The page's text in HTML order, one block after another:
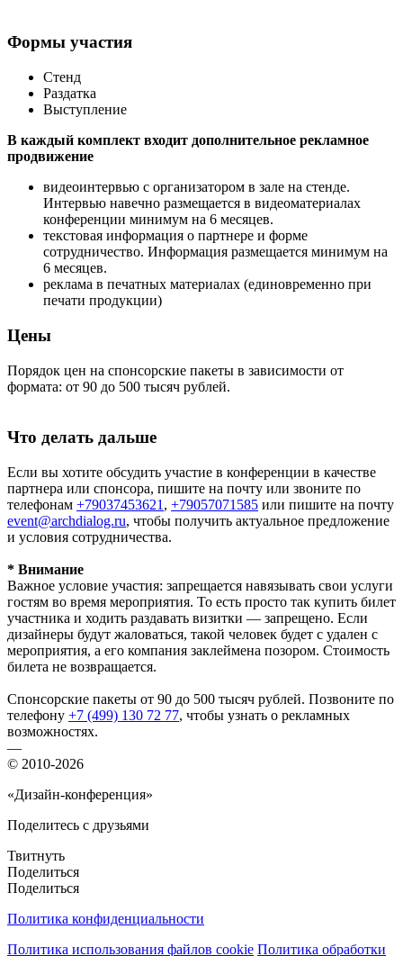
Формы участия
Стенд
Раздатка
Выступление
В каждый комплект входит дополнительное рекламное
продвижение
видеоинтервью с организатором в зале на стенде.
Интервью навечно размещается в видеоматериалах
конференции минимум на 6 месяцев.
текстовая информация о партнере и форме
сотрудничество. Информация размещается минимум на
6 месяцев.
реклама в печатных материалах (единовременно при
печати продукции)
Цены
Порядок цен на спонсорские пакеты в зависимости от
формата: от 90 до 500 тысяч рублей.
Что делать дальше
Если вы хотите обсудить участие в конференции в качестве
партнера или спонсора, пишите на почту или звоните по
телефонам +79037453621 , +79057071585 или пишите на почту
event@archdialog.ru, чтобы получить актуальное предложение
и условия сотрудничества.
* Внимание
Важное условие участия: запрещается навязывать свои услуги
гостям во время мероприятия. То есть просто так купить билет
участника и ходить раздавать визитки — запрещено. Если
дизайнеры будут жаловаться, такой человек будет с удален с
мероприятия, а его компания заклеймена позором. Стоимость
билета не возвращается.
Спонсорские пакеты от 90 до 500 тысяч рублей. Позвоните по
телефону +7 (499) 130 72 77, чтобы узнать о рекламных
возможностях.
—
© 2010-2026
«Дизайн-конференция»
Поделитесь с друзьями
Твитнуть
Поделиться
Поделиться
Политика конфиденциальности
Политика использования файлов cookie Политика обработки